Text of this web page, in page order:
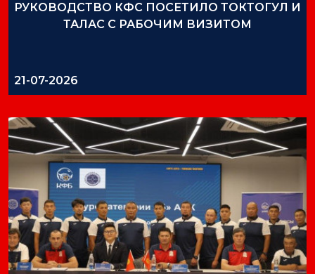
РУКОВОДСТВО КФС ПОСЕТИЛО ТОКТОГУЛ И
ТАЛАС С РАБОЧИМ ВИЗИТОМ
21-07-2026